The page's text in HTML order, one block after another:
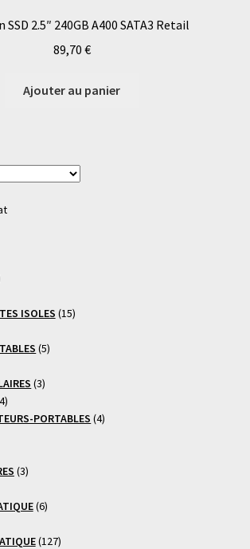
2.5″ 240GB A400 SATA3 Retail
89,70 €
Ajouter au panier
ISOLES 1515
55
33
4
produitsPORTABLES 44
33
66
127127